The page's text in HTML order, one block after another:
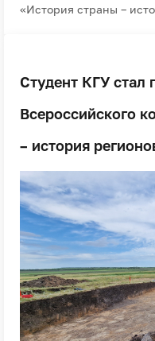
«История страны –
Студент КГУ стал
Всероссийского
– история